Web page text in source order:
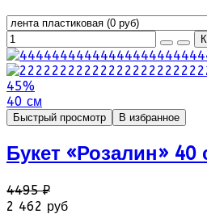
45%
40 см
Быстрый просмотр В избранное
Букет «Розалин» 40
4495 ₽
2 462 руб